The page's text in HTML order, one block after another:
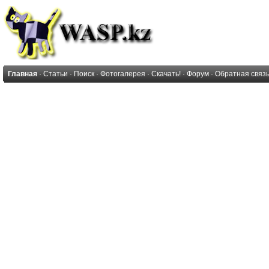
Главная · Статьи · Поиск · Фотогалерея · Скачать! · Форум · Обратная связь